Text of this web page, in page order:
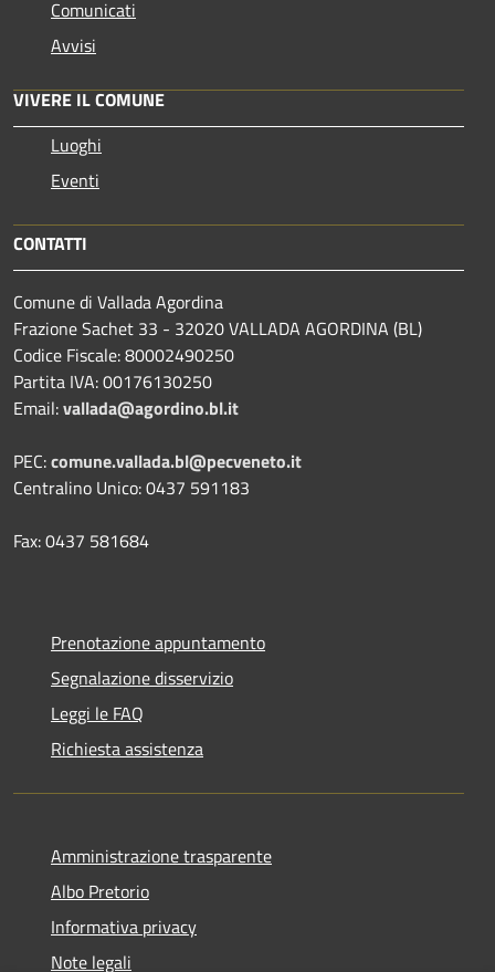
Comunicati
Avvisi
VIVERE IL COMUNE
Luoghi
Eventi
CONTATTI
Comune di Vallada Agordina
Frazione Sachet 33 - 32020 VALLADA AGORDINA (BL)
Codice Fiscale: 80002490250
Partita IVA: 00176130250
Email:vallada@agordino.bl.it
PEC:comune.vallada.bl@pecveneto.it
Centralino Unico: 0437 591183
Fax: 0437 581684
Prenotazione appuntamento
Segnalazione disservizio
Leggi le FAQ
Richiesta assistenza
Amministrazione trasparente
Albo Pretorio
Informativa privacy
Note legali